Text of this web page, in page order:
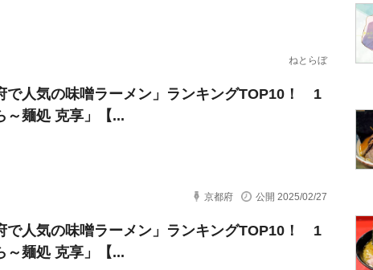
ねとらぼ
で人気の味噌ラーメン」ランキングTOP10！ 1
～麺処 克享」【...
京都府 公開 2025/02/27
で人気の味噌ラーメン」ランキングTOP10！ 1
～麺処 克享」【...